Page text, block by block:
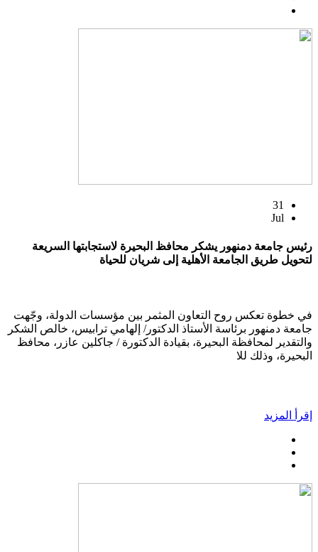
31
Jul
رئيس جامعة دمنهور يشكر محافظ البحيرة لاستجابتها السريعة
لتحويل طريق الجامعة الأهلية إلى شريان للحياة
في خطوة تعكس روح التعاون المثمر بين مؤسسات الدولة، وجّهت
جامعة دمنهور برئاسة الأستاذ الدكتور/ إلهامي ترابيس، خالص الشكر
والتقدير لمحافظة البحيرة، بقيادة الدكتورة / جاكلين عازر، محافظ
البحيرة، وذلك للا
إقرأ المزيد